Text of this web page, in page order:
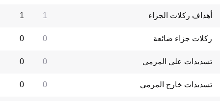
أهداف ركلات الجزاء 1
1
ركلات جزاء ضائعة 0
0
تسديدات على المرمى 0
0
تسديدات خارج المرمى 0
0